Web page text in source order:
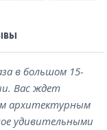
в большом 15-
Вас ждет
архитектурным
удивительными